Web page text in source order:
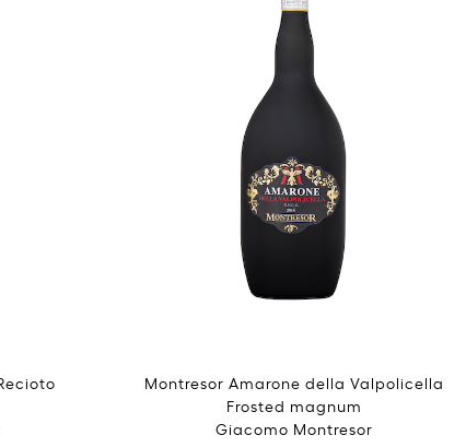
Montresor Amarone della Valpolicella
Frosted magnum
Giacomo Montresor